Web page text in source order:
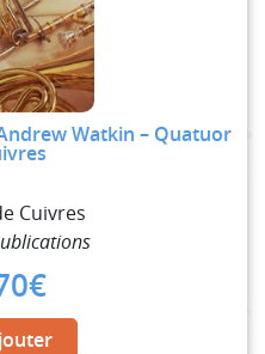
Watkin – Quatuor
Cuivres
€